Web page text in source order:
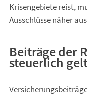
Krisengebiete reist,
Ausschlüsse näher
Beiträge der
steuerlich